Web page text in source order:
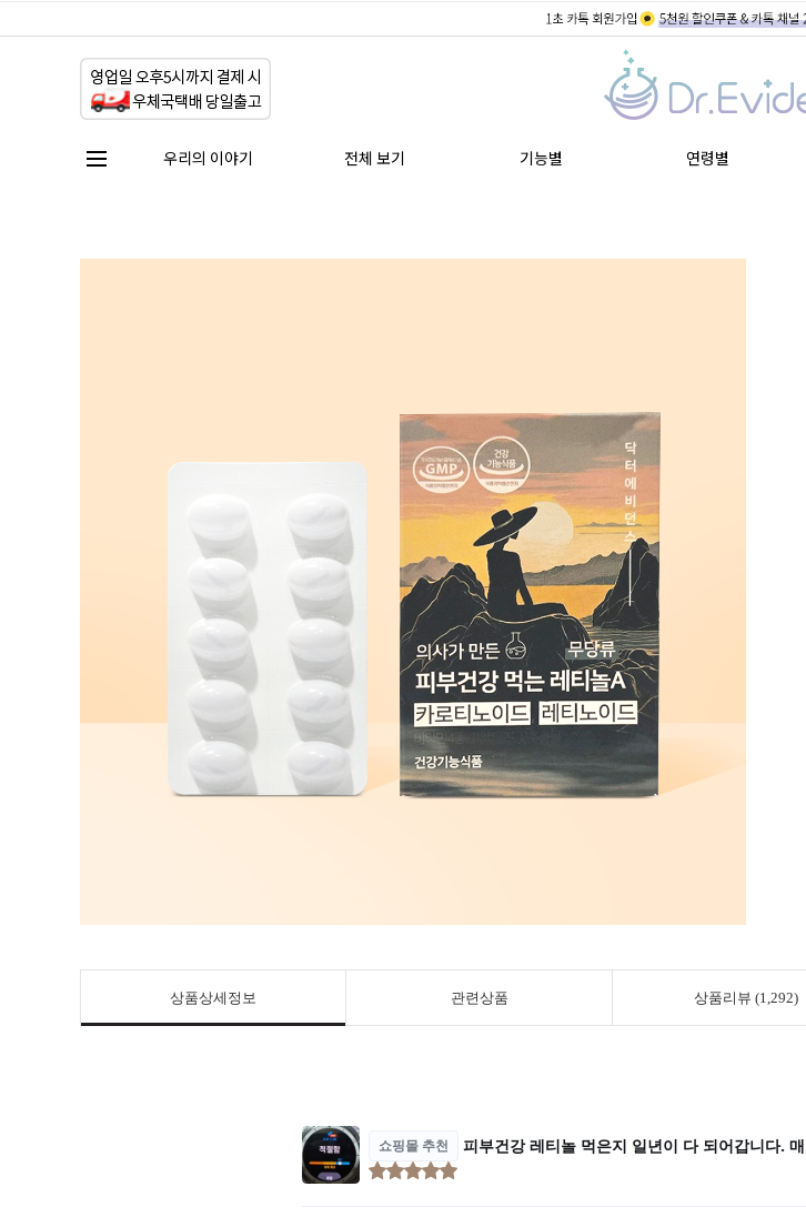
우리의 이야기 전체 보기 기능별 연령별
상품상세정보 관련상품 상품리뷰 (1,292)